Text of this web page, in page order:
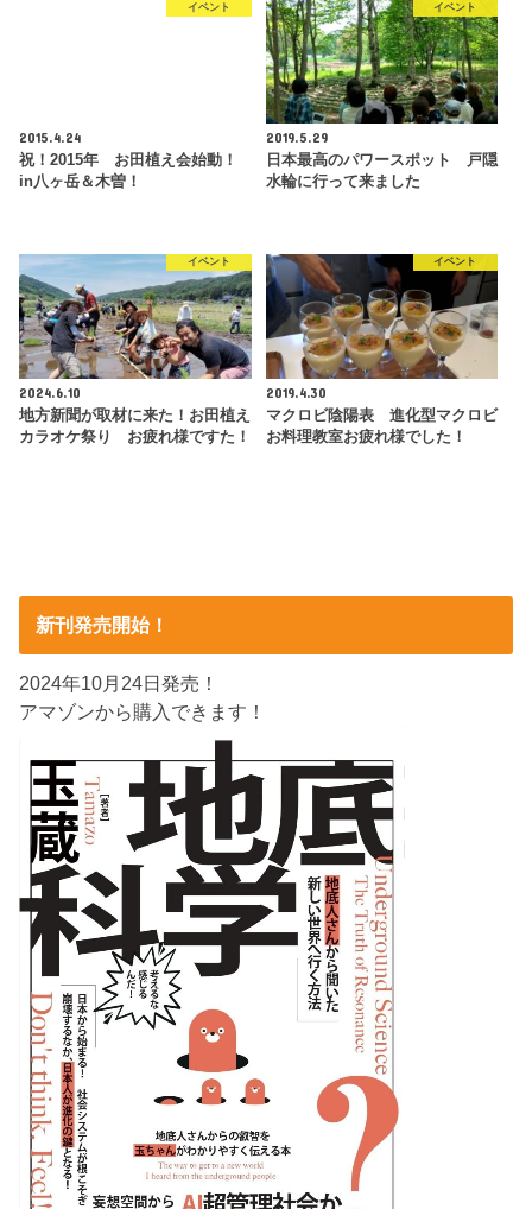
イベント
2015.4.24
祝！2015年 お田植え会始動！
in八ヶ岳＆木曽！
イベント
2019.5.29
日本最高のパワースポット 戸隠
水輪に行って来ました
イベント
2024.6.10
地方新聞が取材に来た！お田植え
カラオケ祭り お疲れ様ですた！
イベント
2019.4.30
マクロビ陰陽表 進化型マクロビ
お料理教室お疲れ様でした！
新刊発売開始！
2024年10月24日発売！
アマゾンから購入できます！